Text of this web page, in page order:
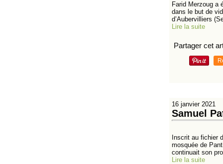
Farid Merzoug a
dans le but de
d’Aubervilliers
Lire la suite
Partager cet
16 janvier 2021
Samuel
Inscrit au fichier
mosquée de
continuait son
Lire la suite